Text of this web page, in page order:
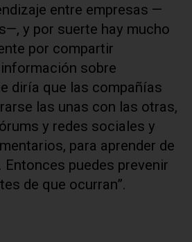
entre empresas —
y por suerte hay mucho
por compartir
sobre
diría que las compañías
las unas con las otras,
y redes sociales y
para aprender de
puedes prevenir
de que ocurran”.